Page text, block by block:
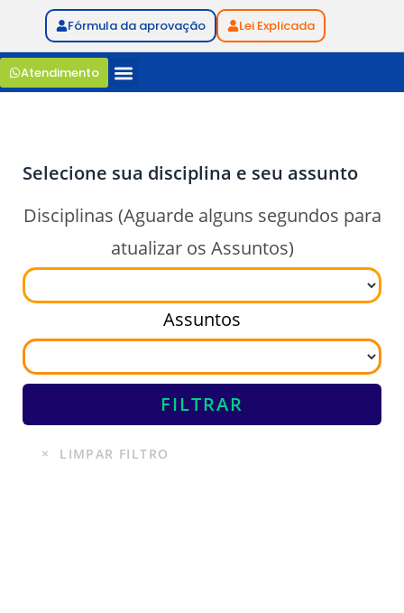
Fórmula da aprovação Lei Explicada
Atendimento
Selecione sua disciplina e seu assunto
Disciplinas (Aguarde alguns segundos para
atualizar os Assuntos)
Assuntos